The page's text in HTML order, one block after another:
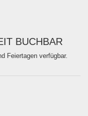
BUCHBAR
Feiertagen verfügbar.